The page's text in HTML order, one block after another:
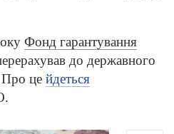
Фонд гарантування
до державного
це йдеться